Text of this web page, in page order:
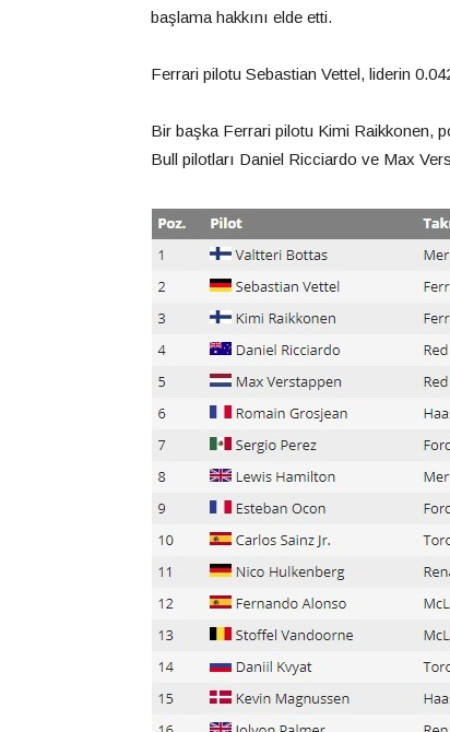
başlama hakkını elde etti.
Ferrari pilotu Sebastian Vettel, liderin
Bir başka Ferrari pilotu Kimi Raikkonen,
Bull pilotları Daniel Ricciardo ve Max